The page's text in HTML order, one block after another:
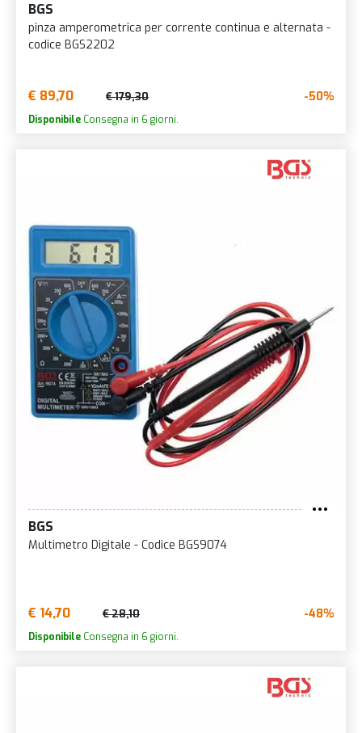
BGS
pinza amperometrica per corrente continua e alternata -
codice BGS2202
€ 89,70 € 179,30 -50%
Disponibile Consegna in 6 giorni.
BGS
Multimetro Digitale - Codice BGS9074
€ 14,70 € 28,10 -48%
Disponibile Consegna in 6 giorni.